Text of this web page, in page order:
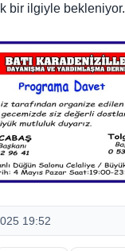
bir ilgiyle bekleniyor.
19:52